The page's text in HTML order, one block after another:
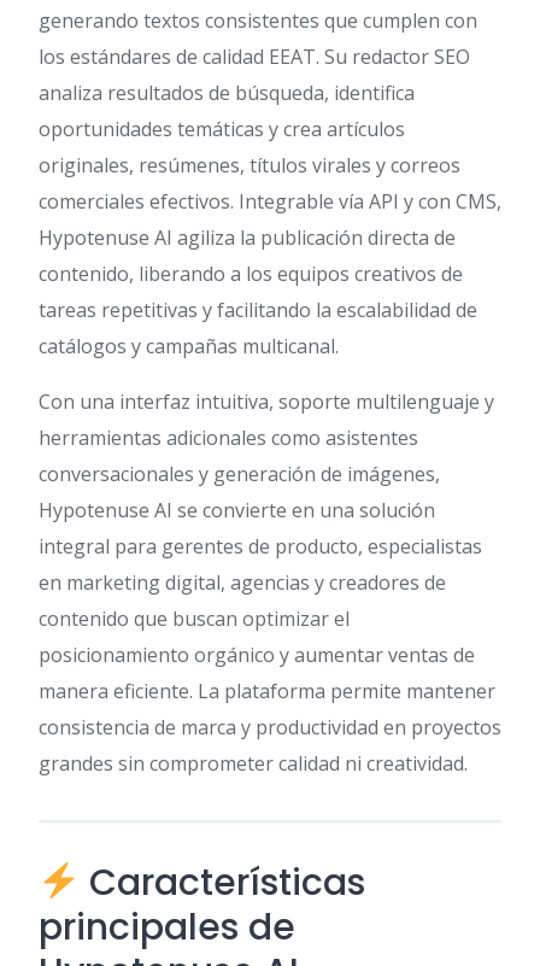
generando textos consistentes que cumplen con
los estándares de calidad EEAT. Su redactor SEO
analiza resultados de búsqueda, identifica
oportunidades temáticas y crea artículos
originales, resúmenes, títulos virales y correos
comerciales efectivos. Integrable vía API y con CMS,
Hypotenuse AI agiliza la publicación directa de
contenido, liberando a los equipos creativos de
tareas repetitivas y facilitando la escalabilidad de
catálogos y campañas multicanal.
Con una interfaz intuitiva, soporte multilenguaje y
herramientas adicionales como asistentes
conversacionales y generación de imágenes,
Hypotenuse AI se convierte en una solución
integral para gerentes de producto, especialistas
en marketing digital, agencias y creadores de
contenido que buscan optimizar el
posicionamiento orgánico y aumentar ventas de
manera eficiente. La plataforma permite mantener
consistencia de marca y productividad en proyectos
grandes sin comprometer calidad ni creatividad.
Características
principales de